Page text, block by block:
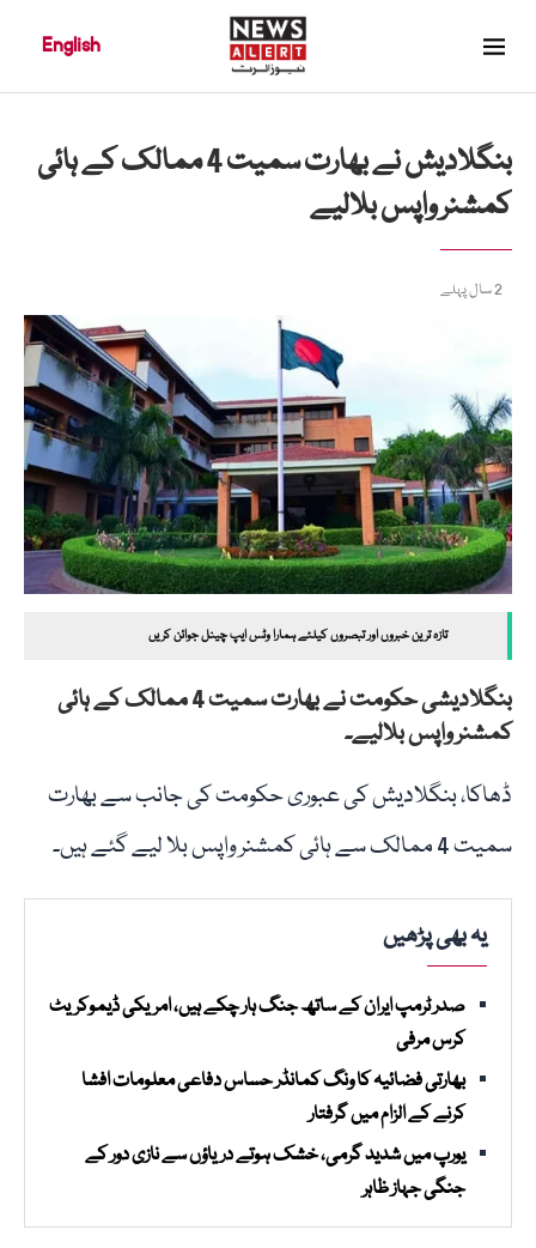
English
بنگلادیش نے بھارت سمیت 4 ممالک کے ہائی
کمشنر واپس بلالیے
2 سال پہلے
تازہ ترین خبروں اور تبصروں کیلئے ہمارا وٹس ایپ چینل جوائن کریں
بنگلادیشی حکومت نے بھارت سمیت 4 ممالک کے ہائی
کمشنر واپس بلالیے۔
ڈھاکا، بنگلادیش کی عبوری حکومت کی جانب سے بھارت
سمیت 4 ممالک سے ہائی کمشنر واپس بلا لیے گئے ہیں۔
یہ بھی پڑھیں
صدر ٹرمپ ایران کے ساتھ جنگ ہار چکے ہیں، امریکی ڈیموکریٹ
کرس مرفی
بھارتی فضائیہ کا ونگ کمانڈر حساس دفاعی معلومات افشا
کرنے کے الزام میں گرفتار
یورپ میں شدید گرمی، خشک ہوتے دریاؤں سے نازی دور کے
جنگی جہاز ظاہر